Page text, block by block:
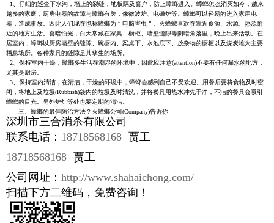
1、仔细的巡查下水沟，墙上的裂缝，地板隔及窗户，防止蟑螂进入。蟑螂怎么消灭如今，越来
越多的家庭，厨房电器的故障与蟑螂有关，像微波炉、电磁炉等。蟑螂可以轻易的进入家用电
器，造成事故。因此人们现在也称蟑螂为 “ 电脑害虫 ” 。灭蟑螂喜欢在靠近食源、水源、热源附
近的地方生活。喜暗怕光，白天常藏在家具、橱柜、墙壁缝隙等阴暗角落里，晚上出来活动。在
居室内，蟑螂以厨房墙壁的缝隙、碗橱内、案桌下、水池底下、放杂物的橱柜以及煤炭堆为主要
栖息场所。各种家具的缝隙是其孳生的场所。
2、保持室内干燥，蟑螂多生活在潮湿的环境中，因此应注意(attention)不要有任何漏水的地方，
尤其是厨房。
3、保持室内清洁，在清洁，干燥的环境中，蟑螂会感到自己不受欢迎。用餐后要将食物及时密
闭，将地上及垃圾(Rubbish)袋内的垃圾及时清洗，并将餐具用热水冲先干净，不洁的餐具会吸引
蟑螂的目光。另外炉灶等处也要定期的清洁。
三、蟑螂的最佳防治方法？灭蟑螂公司(Company)告诉你
深圳市三合消杀有限公司
联系电话： 18718568168 贾工
18718568168 贾工
公司网址： http://www.shahaichong.com/
扫描下方二维码，免费咨询！